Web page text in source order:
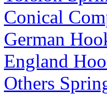
Conical
German
England
Others